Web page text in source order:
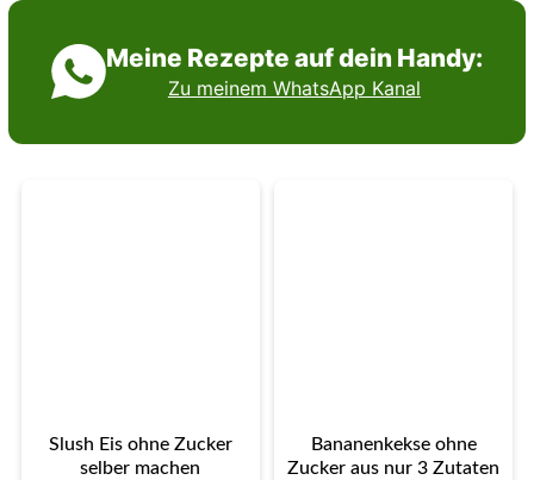
Meine Rezepte auf dein Handy:
Zu meinem WhatsApp Kanal
Slush Eis ohne Zucker
selber machen
Bananenkekse ohne
Zucker aus nur 3 Zutaten